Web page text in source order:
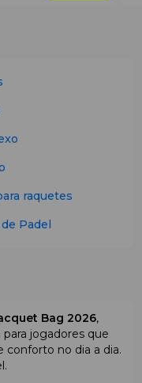
raquetes
Padel
Bag 2026,
jogadores que
conforto no dia a dia.